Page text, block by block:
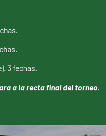
3 fechas.
a la recta final del torneo.